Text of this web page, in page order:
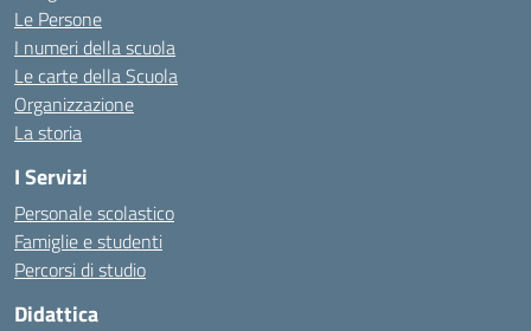
Le Persone
I numeri della scuola
Le carte della Scuola
Organizzazione
La storia
I Servizi
Personale scolastico
Famiglie e studenti
Percorsi di studio
Didattica